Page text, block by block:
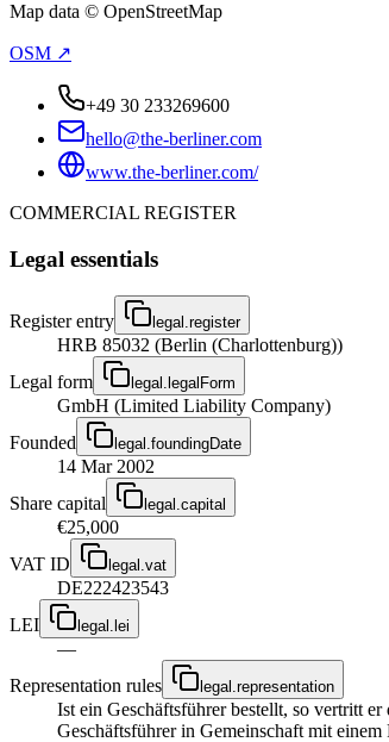
Map data © OpenStreetMap
OSM ↗
+49 30 233269600
hello@the-berliner.com
www.the-berliner.com/
COMMERCIAL REGISTER
Legal essentials
Register entry legal.register
HRB 85032 (Berlin (Charlottenburg))
Legal form
legal.legalForm
GmbH (Limited Liability Company)
Founded
legal.foundingDate
14 Mar 2002
Share capital
legal.capital
€25,000
VAT ID
legal.vat
DE222423543
LEI
legal.lei
—
Representation rules
legal.representation
Ist ein Geschäftsführer bestellt, so vertritt
Geschäftsführer in Gemeinschaft mit